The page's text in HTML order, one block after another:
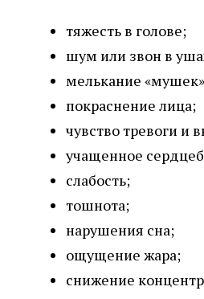
тяжесть в голове;
шум или звон в
мелькание
покраснение лица;
чувство тревоги и
учащенное
слабость;
тошнота;
нарушения сна;
ощущение жара;
снижение